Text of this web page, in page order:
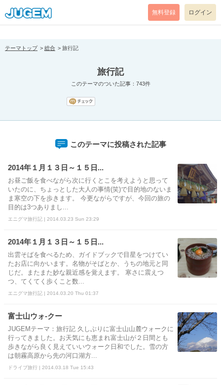
[pear_error: message="Success" code=0 mode=return level=notice
prefix="" info=""]
無料登録 ログイン
テーマトップ 総合 旅行記
旅行記
このテーマのついた記事：743件
このテーマに投稿された記事
2014年１月１３日～１５日...
お昼ご飯を食べながら次に行くとこを考えようと思って
いたのに、ちょっとした大人の事情(笑)で目的地のないま
ま寒空の下を歩きます。 今更ながらですが、今回の旅の
目的は3つありまし...
エニグマ旅行記 | 2014.03.23 Sun 23:29
2014年１月１３日～１５日...
出雲そばを食べるため、ガイドブックで目星をつけてい
たお店に向かいます。名物がそばとか、うちの地元と同
じだ。またまた妙な親近感を覚えます。 寒さに震えつ
つ、てくてく歩くこと数...
エニグマ旅行記 | 2014.03.20 Thu 01:37
富士山ウォ-クー
JUGEMテーマ：旅行記 久しぶりに富士山山麓ウォークに
行ってきました。お天気にも恵まれ富士山が２日間とも
歩きながら良く見えていいウォーク日和でした。雪の方
は朝霧高原から先の河口湖方...
ドライブ旅行 | 2014.03.18 Tue 15:43